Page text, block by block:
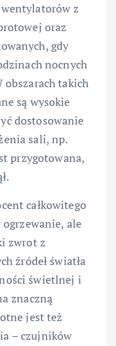
z
oraz
gdy
nocnych
obszarach takich
są wysokie
dostosowanie
sali, np.
przygotowana,
całkowitego
ale
zwrot z
źródeł światła
świetlnej i
znaczną
jest też
– czujników